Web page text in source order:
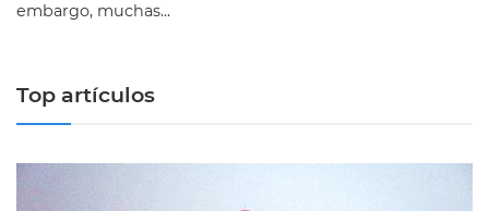
embargo, muchas...
Top artículos